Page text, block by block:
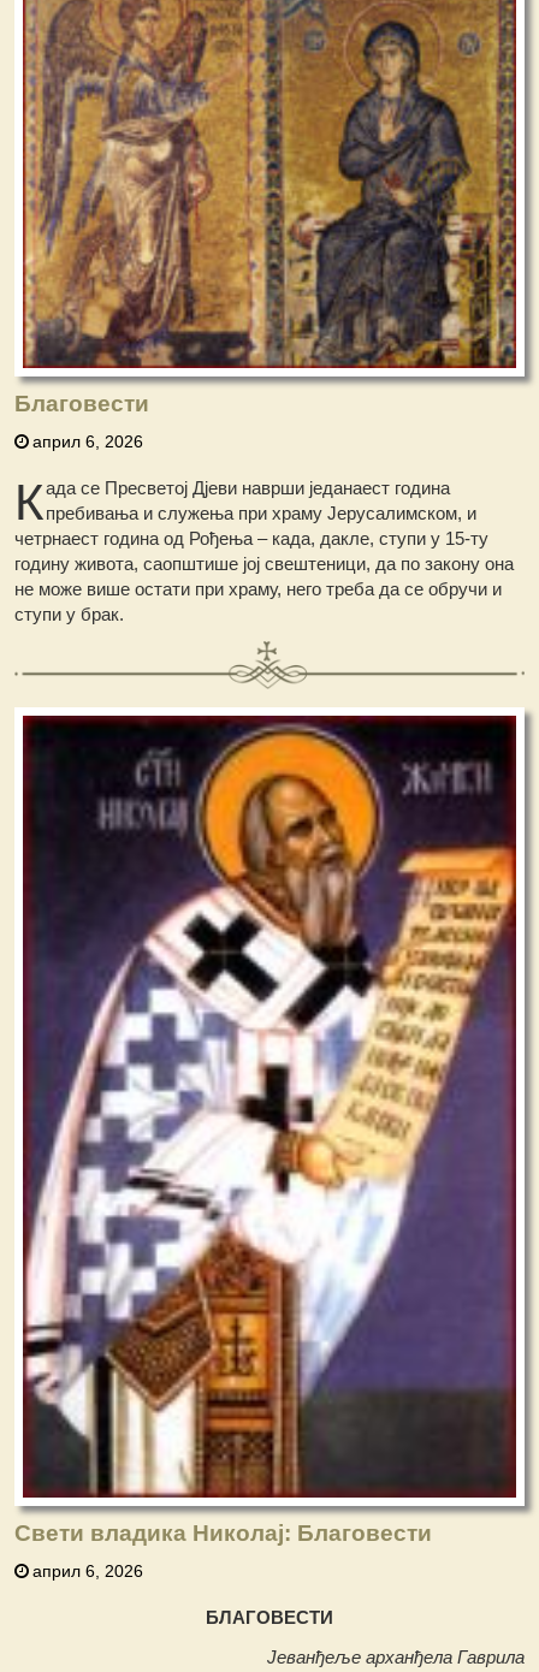
Благовести
април 6, 2026
Када се Пресветој Дјеви наврши једанаест година
пребивања и служења при храму Јерусалимском, и
четрнаест година од Рођења – када, дакле, ступи у 15-ту
годину живота, саопштише јој свештеници, да по закону она
не може више остати при храму, него треба да се обручи и
ступи у брак.
Свети владика Николај: Благовести
април 6, 2026
БЛАГОВЕСТИ
Јеванђеље арханђела Гаврила